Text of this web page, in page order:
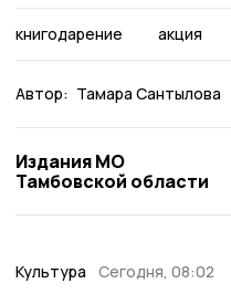
книгодарение акция
Автор: Тамара Сантылова
Издания МО
Тамбовской области
Культура Сегодня, 08:02